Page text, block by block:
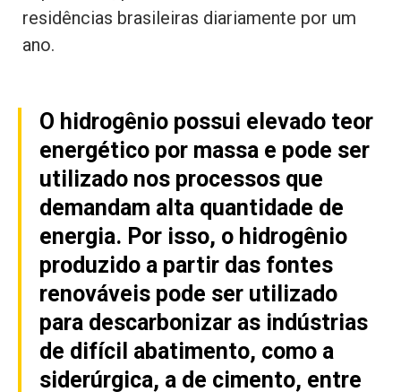
residências brasileiras diariamente por um
ano.
O hidrogênio possui elevado teor
energético por massa e pode ser
utilizado nos processos que
demandam alta quantidade de
energia. Por isso, o hidrogênio
produzido a partir das fontes
renováveis pode ser utilizado
para descarbonizar as indústrias
de difícil abatimento, como a
siderúrgica, a de cimento, entre